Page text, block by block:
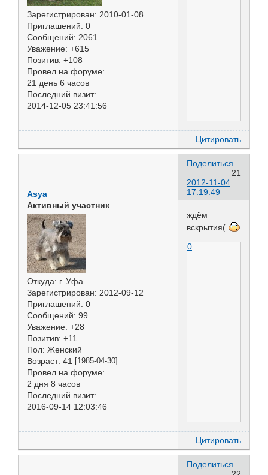
Зарегистрирован: 2010-01-08
Приглашений: 0
Сообщений: 2061
Уважение: +615
Позитив: +108
Провел на форуме:
21 день 6 часов
Последний визит:
2014-12-05 23:41:56
Цитировать
Поделиться
21
2012-11-04
17:19:49
Asya
Активный участник
Откуда: г. Уфа
Зарегистрирован: 2012-09-12
Приглашений: 0
Сообщений: 99
Уважение: +28
Позитив: +11
Пол: Женский
Возраст: 41 [1985-04-30]
Провел на форуме:
2 дня 8 часов
Последний визит:
2016-09-14 12:03:46
ждём
вскрытия(
0
Цитировать
Поделиться